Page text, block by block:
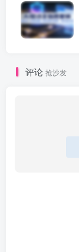
评论 抢沙发